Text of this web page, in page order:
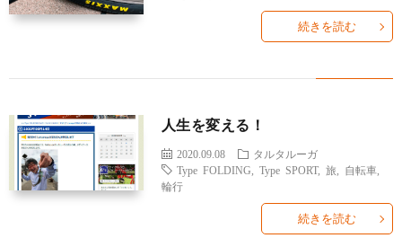
続きを読む
人生を変える！
2020.09.08
タルタルーガ
Type FOLDING
Type SPORT, 旅 自転車
輪行
続きを読む